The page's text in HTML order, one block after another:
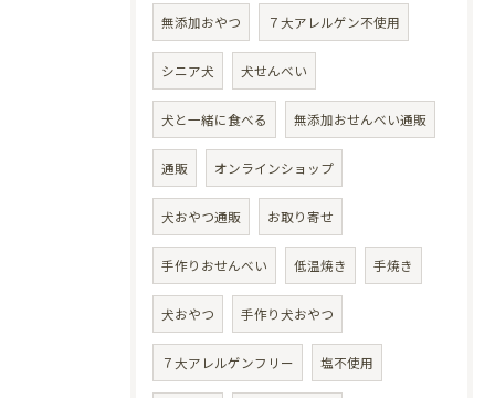
無添加おやつ ７大アレルゲン不使用
シニア犬 犬せんべい
犬と一緒に食べる 無添加おせんべい通販
通販 オンラインショップ
犬おやつ通販 お取り寄せ
手作りおせんべい 低温焼き 手焼き
犬おやつ 手作り犬おやつ
７大アレルゲンフリー 塩不使用